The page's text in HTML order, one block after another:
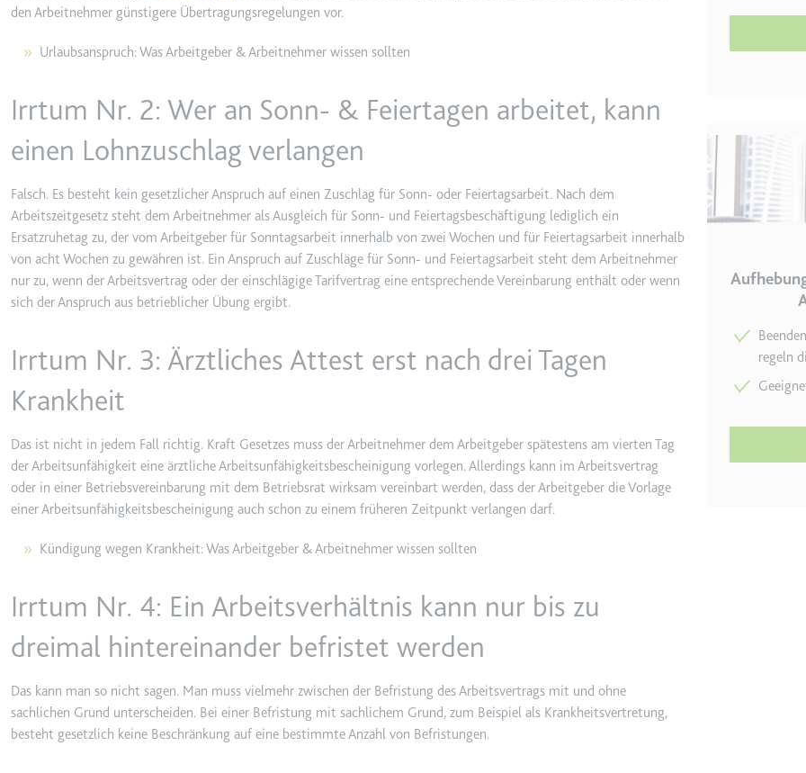
_gcl_ls
Zweck:
Verfolgt die Konversionsrate zwischen dem Nutzer und den Werbebannern auf
der Optimierung der Relevanz der Werbung auf der Website.
Ablauf:
Beständig
__Secure-ROLLOUT_TOKEN
Anbieter:
youtube.com
Zweck:
Wird verwendet, um die Interaktion der Nutzer mit eingebetteten Inhalten zu
Typ:
HTTP-Cookie
Anbieter:
youtube.com
Zweck:
Speichert die Benutzereinstellungen beim Abruf eines auf anderen Webseiten
Videos
Ablauf:
Sitzung
Typ:
HTTP-Cookie
__Secure-YNID
Anbieter:
youtube.com
Zweck:
Wird verwendet, um die Interaktion der Nutzer mit eingebetteten Inhalten zu
Ablauf:
180 Tage
Typ:
HTTP-Cookie
den Arbeitnehmer günstigere Übertragungsregelungen vor.
Urlaubsanspruch: Was Arbeitgeber & Arbeitnehmer wissen sollten
Irrtum Nr. 2: Wer an Sonn- & Feiertagen arbeitet, kann
einen Lohnzuschlag verlangen
Falsch. Es besteht kein gesetzlicher Anspruch auf einen Zuschlag für Sonn- oder Feiertagsarbeit. Nach dem
Arbeitszeitgesetz steht dem Arbeitnehmer als Ausgleich für Sonn- und Feiertagsbeschäftigung lediglich ein
Ersatzruhetag zu, der vom Arbeitgeber für Sonntagsarbeit innerhalb von zwei Wochen und für Feiertagsarbeit innerhalb
von acht Wochen zu gewähren ist. Ein Anspruch auf Zuschläge für Sonn- und Feiertagsarbeit steht dem Arbeitnehmer
nur zu, wenn der Arbeitsvertrag oder der einschlägige Tarifvertrag eine entsprechende Vereinbarung enthält oder wenn
sich der Anspruch aus betrieblicher Übung ergibt.
Irrtum Nr. 3: Ärztliches Attest erst nach drei Tagen
Krankheit
Das ist nicht in jedem Fall richtig. Kraft Gesetzes muss der Arbeitnehmer dem Arbeitgeber spätestens am vierten Tag
der Arbeitsunfähigkeit eine ärztliche Arbeitsunfähigkeitsbescheinigung vorlegen. Allerdings kann im Arbeitsvertrag
oder in einer Betriebsvereinbarung mit dem Betriebsrat wirksam vereinbart werden, dass der Arbeitgeber die Vorlage
einer Arbeitsunfähigkeitsbescheinigung auch schon zu einem früheren Zeitpunkt verlangen darf.
Kündigung wegen Krankheit: Was Arbeitgeber & Arbeitnehmer wissen sollten
Irrtum Nr. 4: Ein Arbeitsverhältnis kann nur bis zu
dreimal hintereinander befristet werden
Das kann man so nicht sagen. Man muss vielmehr zwischen der Befristung des Arbeitsvertrags mit und ohne
sachlichen Grund unterscheiden. Bei einer Befristung mit sachlichem Grund, zum Beispiel als Krankheitsvertretung,
besteht gesetzlich keine Beschränkung auf eine bestimmte Anzahl von Befristungen.
regeln